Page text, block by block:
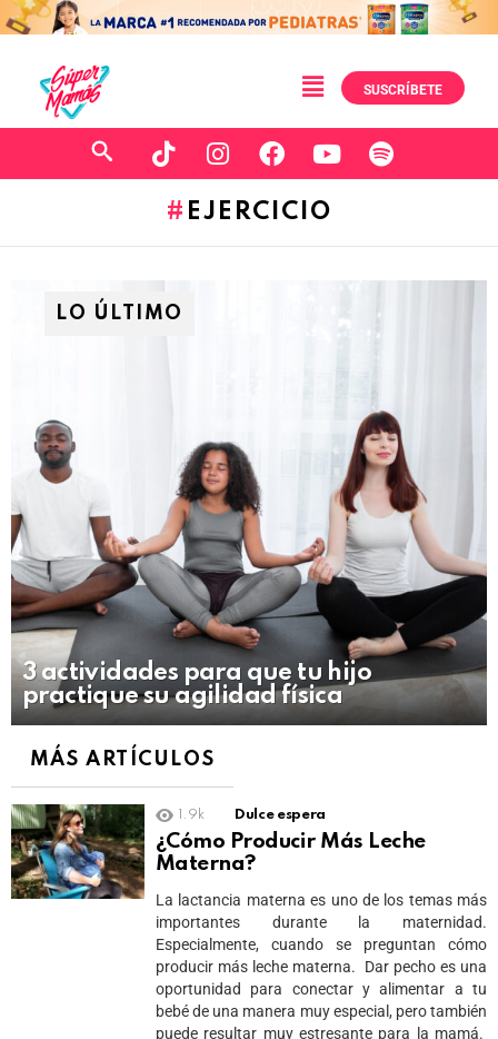
SUSCRÍBETE
EJERCICIO
LO ÚLTIMO
3 actividades para que tu hijo
practique su agilidad física
MÁS ARTÍCULOS
1.9k Dulce espera
¿Cómo Producir Más Leche
Materna?
La lactancia materna es uno de los temas más
importantes durante la maternidad.
Especialmente, cuando se preguntan cómo
producir más leche materna. Dar pecho es una
oportunidad para conectar y alimentar a tu
bebé de una manera muy especial, pero también
puede resultar muy estresante para la mamá.